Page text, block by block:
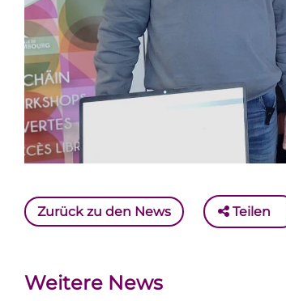
Zurück zu den News Teilen
Weitere News